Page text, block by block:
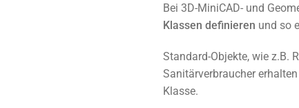
Bei 3D-MiniCAD- und
Klassen definieren und so
Standard-Objekte, wie z.B.
Sanitärverbraucher
Klasse.